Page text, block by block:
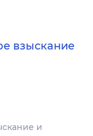
взыскание
и